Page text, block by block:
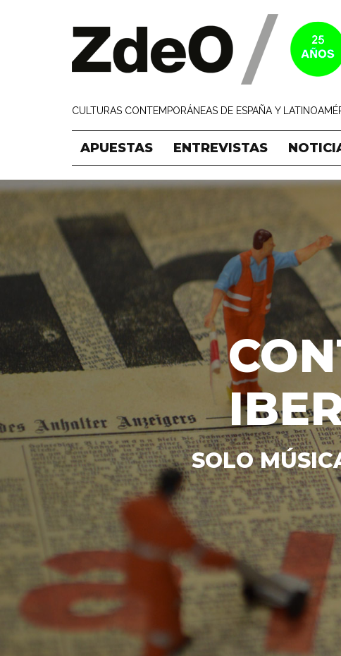
CULTURAS CONTEMPORÁNEAS DE ESPAÑA Y
APUESTAS ENTREVISTAS
SOLO